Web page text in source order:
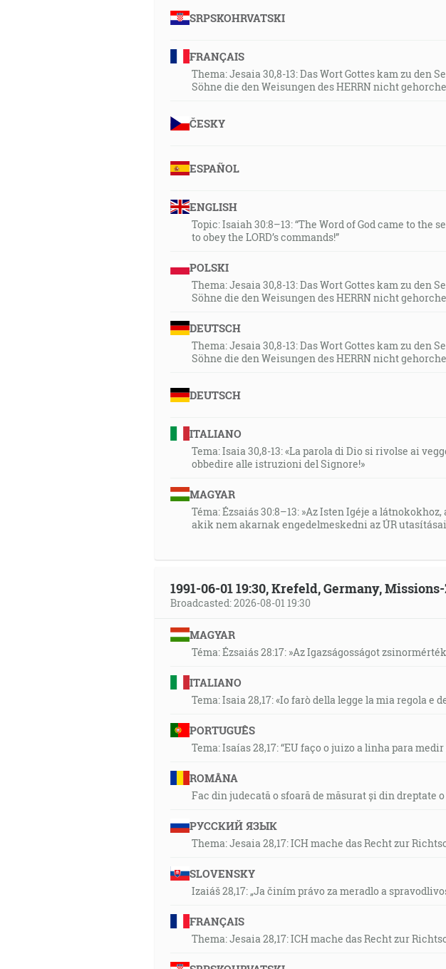
SRPSKOHRVATSKI
FRANÇAIS
Thema: Jesaia 30,8-13: Das Wort Gottes kam zu
Söhne die den Weisungen des HERRN nicht
ČESKY
ESPAÑOL
ENGLISH
Topic: Isaiah 30:8–13: “The Word of God came to
to obey the LORD’s commands!”
POLSKI
Thema: Jesaia 30,8-13: Das Wort Gottes kam zu
Söhne die den Weisungen des HERRN nicht
DEUTSCH
Thema: Jesaia 30,8-13: Das Wort Gottes kam zu
Söhne die den Weisungen des HERRN nicht
DEUTSCH
ITALIANO
Tema: Isaia 30,8-13: «La parola di Dio si rivolse ai
obbedire alle istruzioni del Signore!»
MAGYAR
Téma: Ézsaiás 30:8–13: »Az Isten Igéje a
akik nem akarnak engedelmeskedni az ÚR
1991-06-01 19:30, Krefeld, Germany,
Broadcasted: 2026-08-01 19:30
MAGYAR
Téma: Ézsaiás 28:17: »Az Igazságosságot
ITALIANO
Tema: Isaia 28,17: «Io farò della legge la mia regola e
PORTUGUÊS
Tema: Isaías 28,17: “EU faço o juizo a linha para
ROMÂNA
Fac din judecată o sfoară de măsurat și din dreptate
РУССКИЙ ЯЗЫК
Thema: Jesaia 28,17: ICH mache das Recht zur
SLOVENSKY
Izaiáš 28,17: „Ja činím právo za meradlo a
FRANÇAIS
Thema: Jesaia 28,17: ICH mache das Recht zur